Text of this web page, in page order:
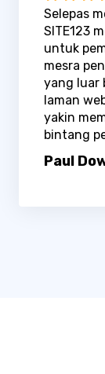
Selepas
SITE123
untuk
mesra
yang luar
laman
yakin
bintang
Paul